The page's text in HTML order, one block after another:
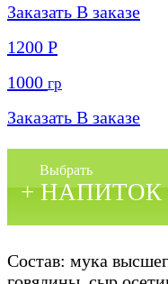
Заказать В заказе
1200 Р
1000 гр
Заказать В заказе
Выбрать
+ НАПИТОК
Состав: мука